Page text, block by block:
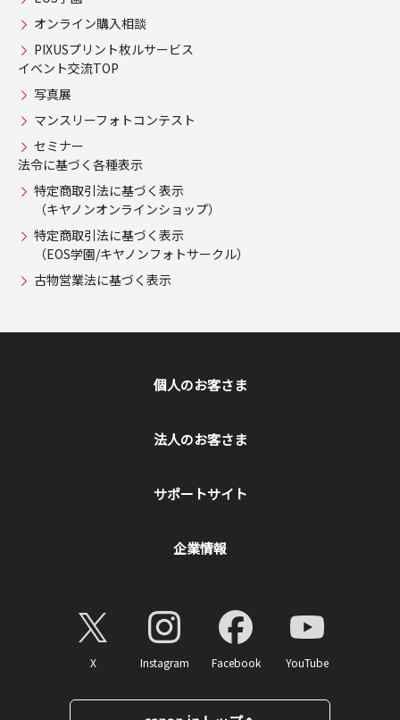
オンライン購入相談
PIXUSプリント枚ルサービス
イベント交流TOP
写真展
マンスリーフォトコンテスト
セミナー
法令に基づく各種表示
特定商取引法に基づく表示
（キヤノンオンラインショップ）
特定商取引法に基づく表示
（EOS学園/キヤノンフォトサークル）
古物営業法に基づく表示
個人のお客さま
法人のお客さま
サポートサイト
企業情報
X Instagram Facebook YouTube